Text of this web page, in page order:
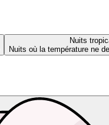
Nuits
Nuits où la température ne